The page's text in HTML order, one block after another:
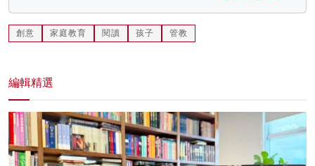
創意 家庭教育 閱讀 孩子 管教
編輯精選